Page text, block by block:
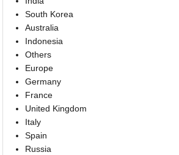
South Korea
Australia
Indonesia
Others
Europe
Germany
France
United Kingdom
Italy
Spain
Russia